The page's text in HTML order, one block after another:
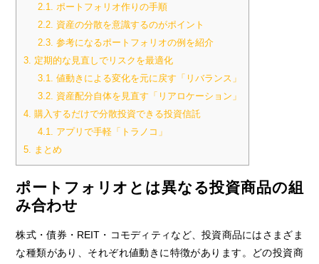
2.1.
ポートフォリオ作りの手順
2.2. 資産の分散を意識するのがポイント
2.3. 参考になるポートフォリオの例を紹介
3. 定期的な見直しでリスクを最適化
3.1.
値動きによる変化を元に戻す「リバランス」
3.2. 資産配分自体を見直す「リアロケーション」
4. 購入するだけで分散投資できる投資信託
4.1.
アプリで手軽「トラノコ」
5.
まとめ
ポートフォリオとは異なる投資商品の組
み合わせ
株式・債券・REIT・コモディティなど、投資商品にはさまざま
な種類があり、それぞれ値動きに特徴があります。どの投資商